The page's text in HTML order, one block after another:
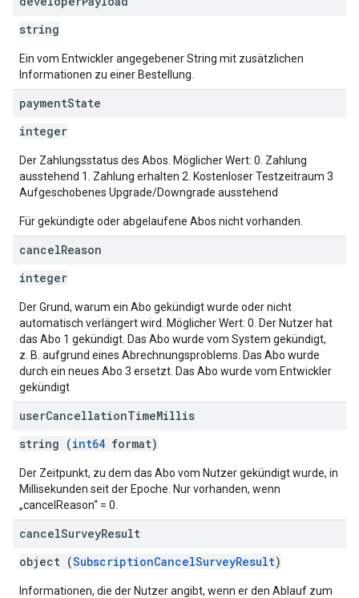
string
Ein vom Entwickler angegebener String mit zusätzlichen
Informationen zu einer Bestellung.
paymentState
integer
Der Zahlungsstatus des Abos. Möglicher Wert: 0. Zahlung
ausstehend 1. Zahlung erhalten 2. Kostenloser Testzeitraum 3
Aufgeschobenes Upgrade/Downgrade ausstehend
Für gekündigte oder abgelaufene Abos nicht vorhanden.
cancelReason
integer
Der Grund, warum ein Abo gekündigt wurde oder nicht
automatisch verlängert wird. Möglicher Wert: 0. Der Nutzer hat
das Abo 1 gekündigt. Das Abo wurde vom System gekündigt,
z. B. aufgrund eines Abrechnungsproblems. Das Abo wurde
durch ein neues Abo 3 ersetzt. Das Abo wurde vom Entwickler
gekündigt
userCancellationTimeMillis
string (int64 format)
Der Zeitpunkt, zu dem das Abo vom Nutzer gekündigt wurde, in
Millisekunden seit der Epoche. Nur vorhanden, wenn
„cancelReason“ = 0.
cancelSurveyResult
object (SubscriptionCancelSurveyResult)
Informationen, die der Nutzer angibt, wenn er den Ablauf zum